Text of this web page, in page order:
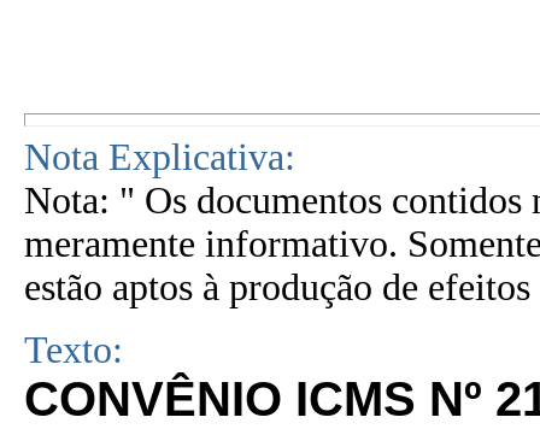
Nota Explicativa:
Nota: " Os documentos contidos
meramente informativo.
estão aptos à produção de
Texto:
CONVÊNIO ICMS Nº